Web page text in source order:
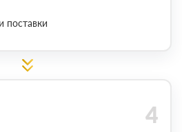
поставки